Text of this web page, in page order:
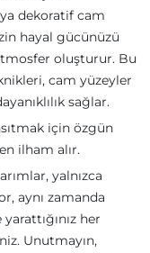
dekoratif cam
hayal gücünüzü
oluşturur. Bu
cam yüzeyler
sağlar.
için özgün
ilham alır.
yalnızca
aynı zamanda
yarattığınız her
Unutmayın,